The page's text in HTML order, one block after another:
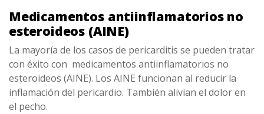
Medicamentos antiinflamatorios no
esteroideos (AINE)
La mayoría de los casos de pericarditis se pueden tratar
con éxito con medicamentos antiinflamatorios no
esteroideos (AINE). Los AINE funcionan al reducir la
inflamación del pericardio. También alivian el dolor en
el pecho.